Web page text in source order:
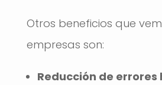
Otros beneficios que
empresas son:
Reducción de errores